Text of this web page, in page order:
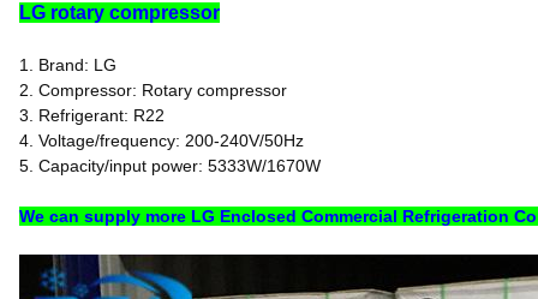
LG rotary compressor
1. Brand: LG
2. Compressor: Rotary compressor
3. Refrigerant: R22
4. Voltage/frequency: 200-240V/50Hz
5. Capacity/input power: 5333W/1670W
We can supply more LG Enclosed Commercial Refrigeration